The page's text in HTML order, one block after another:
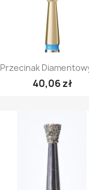
Przecinak
40,06 zł